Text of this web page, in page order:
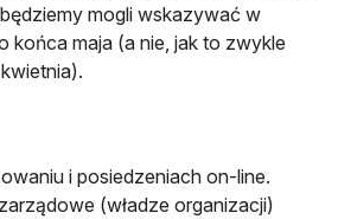
mogli wskazywać w
końca maja (a nie, jak to zwykle
i posiedzeniach on-line.
(władze organizacji)